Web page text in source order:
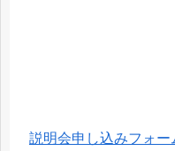
説明会申し込みフォー